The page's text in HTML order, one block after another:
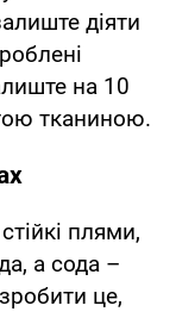
діяти
на 10
тканиною.
плями,
а сода –
це,